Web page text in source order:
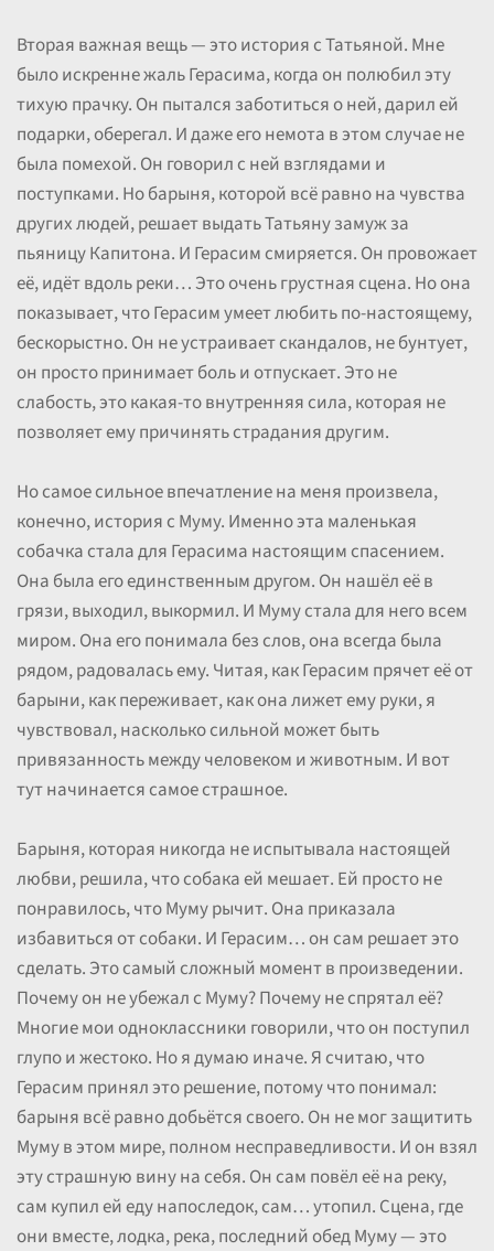
Вторая важная вещь — это история с Татьяной. Мне
было искренне жаль Герасима, когда он полюбил эту
тихую прачку. Он пытался заботиться о ней, дарил ей
подарки, оберегал. И даже его немота в этом случае не
была помехой. Он говорил с ней взглядами и
поступками. Но барыня, которой всё равно на чувства
других людей, решает выдать Татьяну замуж за
пьяницу Капитона. И Герасим смиряется. Он провожает
её, идёт вдоль реки… Это очень грустная сцена. Но она
показывает, что Герасим умеет любить по-настоящему,
бескорыстно. Он не устраивает скандалов, не бунтует,
он просто принимает боль и отпускает. Это не
слабость, это какая-то внутренняя сила, которая не
позволяет ему причинять страдания другим.
Но самое сильное впечатление на меня произвела,
конечно, история с Муму. Именно эта маленькая
собачка стала для Герасима настоящим спасением.
Она была его единственным другом. Он нашёл её в
грязи, выходил, выкормил. И Муму стала для него всем
миром. Она его понимала без слов, она всегда была
рядом, радовалась ему. Читая, как Герасим прячет её от
барыни, как переживает, как она лижет ему руки, я
чувствовал, насколько сильной может быть
привязанность между человеком и животным. И вот
тут начинается самое страшное.
Барыня, которая никогда не испытывала настоящей
любви, решила, что собака ей мешает. Ей просто не
понравилось, что Муму рычит. Она приказала
избавиться от собаки. И Герасим… он сам решает это
сделать. Это самый сложный момент в произведении.
Почему он не убежал с Муму? Почему не спрятал её?
Многие мои одноклассники говорили, что он поступил
глупо и жестоко. Но я думаю иначе. Я считаю, что
Герасим принял это решение, потому что понимал:
барыня всё равно добьётся своего. Он не мог защитить
Муму в этом мире, полном несправедливости. И он взял
эту страшную вину на себя. Он сам повёл её на реку,
сам купил ей еду напоследок, сам… утопил. Сцена, где
они вместе, лодка, река, последний обед Муму — это